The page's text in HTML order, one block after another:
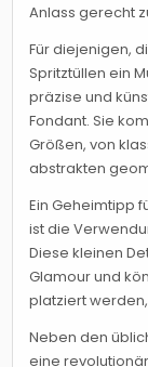
Anlass gerecht
Für diejenigen,
Spritztüllen ein
präzise und
Fondant. Sie
Größen, von
abstrakten
Ein Geheimtipp
ist die
Diese kleinen
Glamour und
platziert
Neben den
eine